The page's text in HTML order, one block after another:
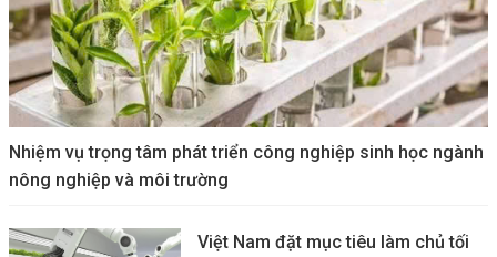
Nhiệm vụ trọng tâm phát triển công nghiệp sinh học ngành
nông nghiệp và môi trường
Việt Nam đặt mục tiêu làm chủ tối